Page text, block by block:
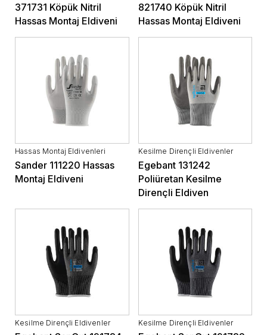
Kesilme Dirençli Eldivenler
Egebant 131242
Poliüretan Kesilme
Dirençli Eldiven
Kesilme Dirençli Eldivenler Kesilme Dirençli Eldivenler
371731 Köpük Nitril
Hassas Montaj Eldiveni
821740 Köpük Nitril
Hassas Montaj Eldiveni
Hassas Montaj Eldivenleri
Sander 111220 Hassas
Montaj Eldiveni